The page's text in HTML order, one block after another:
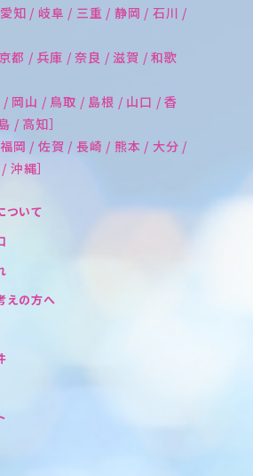
知 / 岐阜 / 三重 / 静岡 / 石川 /
都 / 兵庫 / 奈良 / 滋賀 / 和歌
/ 岡山 / 鳥取 / 島根 / 山口 / 香
/ 高知］
岡 / 佐賀 / 長崎 / 熊本 / 大分 /
沖縄］
ついて
えの方へ